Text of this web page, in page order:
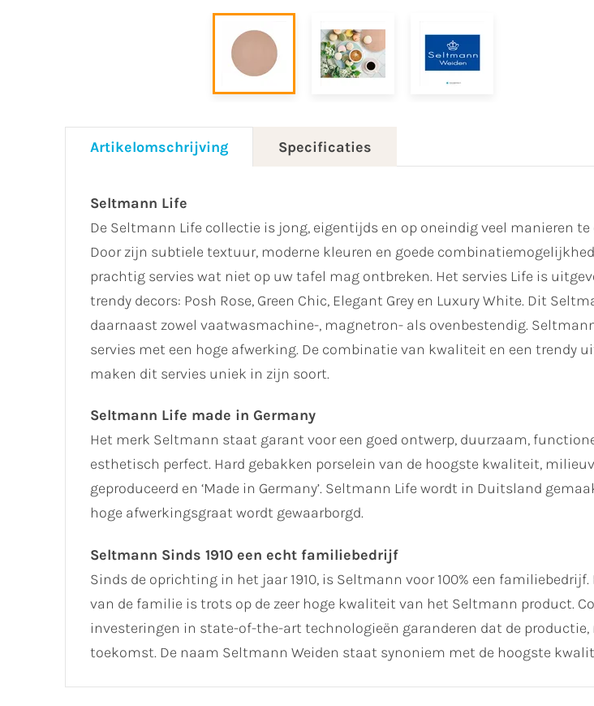
Artikelomschrijving Specificaties
Seltmann Life
De Seltmann Life collectie is jong, eigentijds en op oneindig veel manieren
Door zijn subtiele textuur, moderne kleuren en goede
prachtig servies wat niet op uw tafel mag ontbreken. Het servies Life is
trendy decors: Posh Rose, Green Chic, Elegant Grey en Luxury White. Dit
daarnaast zowel vaatwasmachine-, magnetron- als ovenbestendig.
servies met een hoge afwerking. De combinatie van kwaliteit en een trendy
maken dit servies uniek in zijn soort.
Seltmann Life made in Germany
Het merk Seltmann staat garant voor een goed ontwerp, duurzaam,
esthetisch perfect. Hard gebakken porselein van de hoogste kwaliteit,
geproduceerd en ‘Made in Germany’. Seltmann Life wordt in Duitsland
hoge afwerkingsgraat wordt gewaarborgd.
Seltmann Sinds 1910 een echt familiebedrijf
Sinds de oprichting in het jaar 1910, is Seltmann voor 100% een familiebedrijf.
van de familie is trots op de zeer hoge kwaliteit van het Seltmann product.
investeringen in state-of-the-art technologieën garanderen dat de productie,
toekomst. De naam Seltmann Weiden staat synoniem met de hoogste